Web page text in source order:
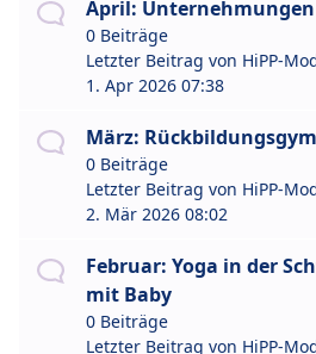
April:
0 Beiträge
Letzter Beitrag von HiPP-
1. Apr 2026 07:38
März:
0 Beiträge
Letzter Beitrag von HiPP-
2. Mär 2026 08:02
Februar: Yoga in der
mit Baby
0 Beiträge
Letzter Beitrag von HiPP-